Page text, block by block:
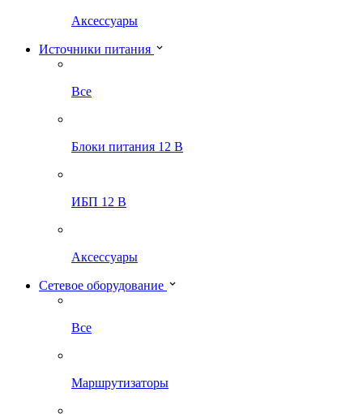
Аксессуары
Источники питания
Все
Блоки питания 12 В
ИБП 12 В
Аксессуары
Сетевое оборудование
Все
Маршрутизаторы